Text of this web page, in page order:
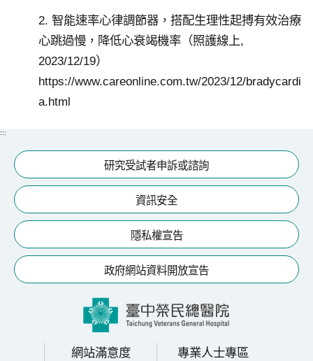
2. 智能速率心律調節器，搭配生理性起搏有效治療
心跳過慢，降低心衰竭機率（照護線上,
2023/12/19）
https://www.careonline.com.tw/2023/12/bradycardi
a.html
:::
研究受試者申訴或諮詢
資訊安全
隱私權宣告
政府網站資料開放宣告
網站滿意度
專業人士專區